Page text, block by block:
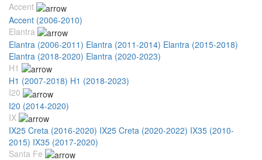
Accent
Accent (2006-2010)
Elantra
Elantra (2006-2011) Elantra (2011-2014) Elantra (2015-2018)
Elantra (2018-2020) Elantra (2020-2023)
H1
H1 (2007-2018) H1 (2018-2023)
I20
I20 (2014-2020)
IX
IX25 Creta (2016-2020) IX25 Creta (2020-2022) IX35 (2010-
2015) IX35 (2017-2020)
Santa Fe